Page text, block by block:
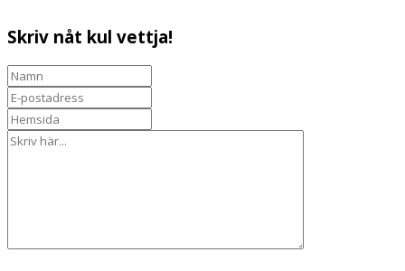
Skriv nåt kul vettja!